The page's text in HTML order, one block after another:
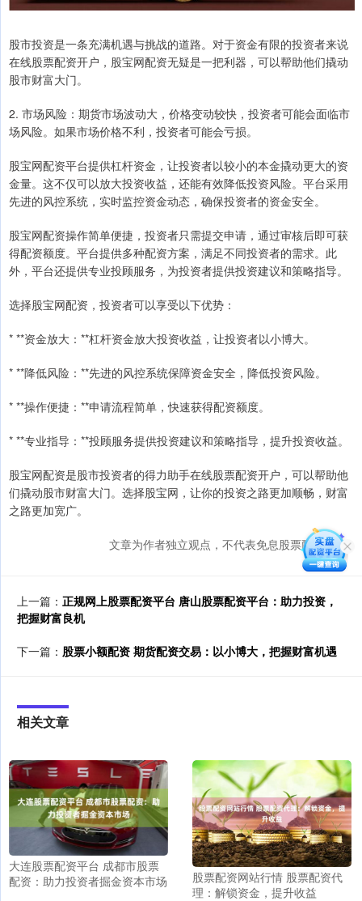
股市投资是一条充满机遇与挑战的道路。对于资金有限的投资者来说
在线股票配资开户，股宝网配资无疑是一把利器，可以帮助他们撬动
股市财富大门。
2. 市场风险：期货市场波动大，价格变动较快，投资者可能会面临市
场风险。如果市场价格不利，投资者可能会亏损。
股宝网配资平台提供杠杆资金，让投资者以较小的本金撬动更大的资
金量。这不仅可以放大投资收益，还能有效降低投资风险。平台采用
先进的风控系统，实时监控资金动态，确保投资者的资金安全。
股宝网配资操作简单便捷，投资者只需提交申请，通过审核后即可获
得配资额度。平台提供多种配资方案，满足不同投资者的需求。此
外，平台还提供专业投顾服务，为投资者提供投资建议和策略指导。
选择股宝网配资，投资者可以享受以下优势：
* **资金放大：**杠杆资金放大投资收益，让投资者以小博大。
* **降低风险：**先进的风控系统保障资金安全，降低投资风险。
* **操作便捷：**申请流程简单，快速获得配资额度。
* **专业指导：**投顾服务提供投资建议和策略指导，提升投资收益。
股宝网配资是股市投资者的得力助手在线股票配资开户，可以帮助他
们撬动股市财富大门。选择股宝网，让你的投资之路更加顺畅，财富
之路更加宽广。
文章为作者独立观点，不代表免息股票配资观点
上一篇： 正规网上股票配资平台 唐山股票配资平台：助力投资，
把握财富良机
下一篇： 股票小额配资 期货配资交易：以小博大，把握财富机遇
相关文章
大连股票配资平台 成都市股票
配资：助力投资者掘金资本市场
股票配资网站行情 股票配资代
理：解锁资金，提升收益